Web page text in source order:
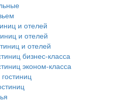
и отелей
и отелей
и отелей
бизнес-класса
эконом-класса